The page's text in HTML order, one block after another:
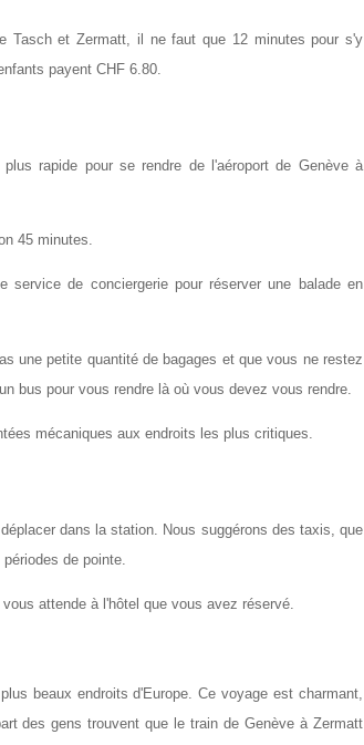
Tasch et Zermatt, il ne faut que 12 minutes pour s'y
payent CHF 6.80.
rapide pour se rendre de l'aéroport de Genève à
45 minutes.
service de conciergerie pour réserver une balade en
une petite quantité de bagages et que vous ne restez
bus pour vous rendre là où vous devez vous rendre.
mécaniques aux endroits les plus critiques.
dans la station. Nous suggérons des taxis, que
de pointe.
attende à l'hôtel que vous avez réservé.
beaux endroits d'Europe. Ce voyage est charmant,
des gens trouvent que le train de Genève à Zermatt